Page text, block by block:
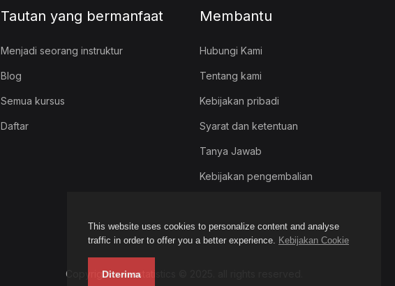
This website uses cookies to personalize content and analyse
traffic in order to offer you a better experience. Kebijakan Cookie
Diterima
Tautan yang bermanfaat
Menjadi seorang instruktur
Blog
Semua kursus
Daftar
Membantu
Hubungi Kami
Tentang kami
Kebijakan pribadi
Syarat dan ketentuan
Tanya Jawab
Kebijakan pengembalian
Copyright swanstatistics © 2025. all rights reserved.